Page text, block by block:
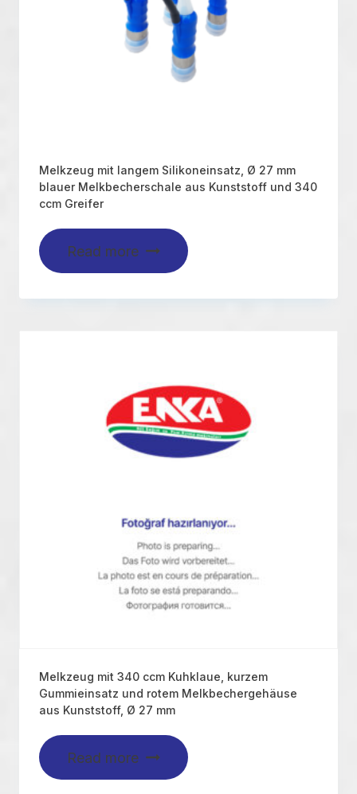
Melkzeug mit langem Silikoneinsatz, Ø 27 mm
blauer Melkbecherschale aus Kunststoff und 340
ccm Greifer
Read more
Melkzeug mit 340 ccm Kuhklaue, kurzem
Gummieinsatz und rotem Melkbechergehäuse
aus Kunststoff, Ø 27 mm
Read more